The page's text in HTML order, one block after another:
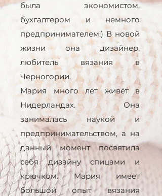
была экономистом,
бухгалтером и немного
предпринимателем:) В новой
жизни она дизайнер,
любитель вязания в
Черногории.
Мария много лет живёт в
Нидерландах. Она
занималась наукой и
предпринимательством, а на
данный момент посвятила
себя дизайну спицами и
крючком. Мария имеет
большой опыт вязания